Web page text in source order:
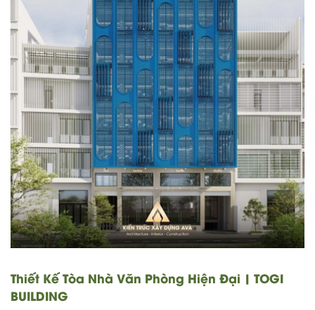
Thiết Kế Tòa Nhà Văn Phòng Hiện Đại | TOGI
BUILDING